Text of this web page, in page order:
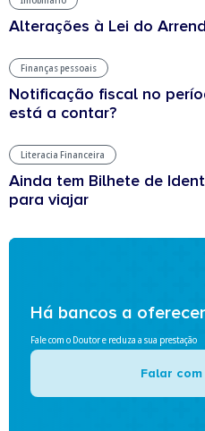
Alterações à Lei do
Finanças pessoais
Notificação fiscal no
está a contar?
Literacia Financeira
Ainda tem Bilhete de
para viajar
Há bancos a
Fale com o Doutor e reduza a sua prestação
Falar